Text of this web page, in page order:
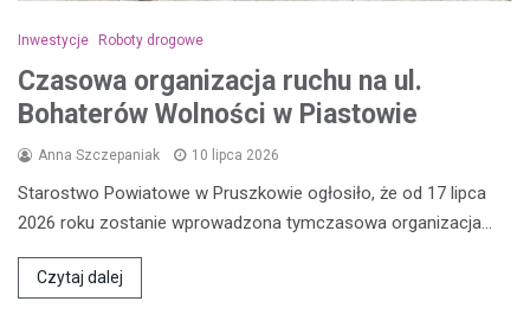
Inwestycje Roboty drogowe
Czasowa organizacja ruchu na ul.
Bohaterów Wolności w Piastowie
Anna Szczepaniak 10 lipca 2026
Starostwo Powiatowe w Pruszkowie ogłosiło, że od 17 lipca
2026 roku zostanie wprowadzona tymczasowa organizacja…
Czytaj dalej